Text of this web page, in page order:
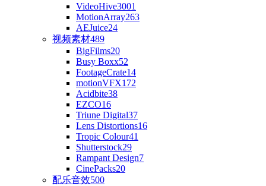
VideoHive3001
MotionArray263
AEJuice24
视频素材489
BigFilms20
Busy Boxx52
FootageCrate14
motionVFX172
Acidbite38
EZCO16
Triune Digital37
Lens Distortions16
Tropic Colour41
Shutterstock29
Rampant Design7
CinePacks20
配乐音效500